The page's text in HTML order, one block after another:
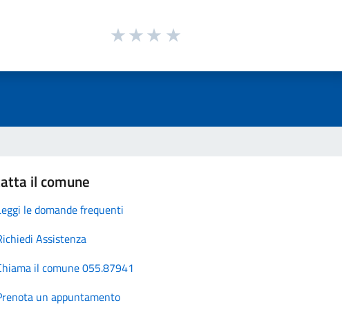
il comune
le domande frequenti
Assistenza
il comune 055.87941
un appuntamento